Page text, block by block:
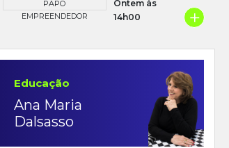
PAPO
EMPREENDEDOR
Ontem às
14h00
+
Educação
Ana Maria
Dalsasso